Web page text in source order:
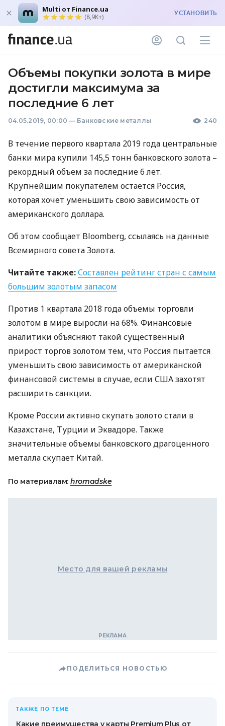
Multi от Finance.ua
(8,9K+) УСТАНОВИТЬ
Объемы покупки золота в мире
достигли максимума за
последние 6 лет
04.05.2019, 00:00 — Банковские металлы 240
В течение первого квартала 2019 года центральные
банки мира купили 145,5 тонн банковского золота –
рекордный объем за последние 6 лет.
Крупнейшим покупателем остается Россия,
которая хочет уменьшить свою зависимость от
американского доллара.
Об этом сообщает Bloomberg, ссылаясь на данные
Всемирного совета Золота.
Читайте также:Составлен рейтинг стран с самым
большим золотым запасом
Против 1 квартала 2018 года объемы торговли
золотом в мире выросли на 68%. Финансовые
аналитики объясняют такой существенный
прирост торгов золотом тем, что Россия пытается
уменьшить свою зависимость от американской
финансовой системы в случае, если СШАзахотят
расширить санкции.
Кроме России активно скупать золото стали в
Казахстане, Турции и Эквадоре. Также
значительные объемы банковского драгоценного
металла скупает Китай.
По материалам: hromadske
Место для вашей рекламы
ПОДЕЛИТЬСЯ НОВОСТЬЮ
ТАКЖЕ ПО ТЕМЕ
Какие преимущества у карты Premium Plus от